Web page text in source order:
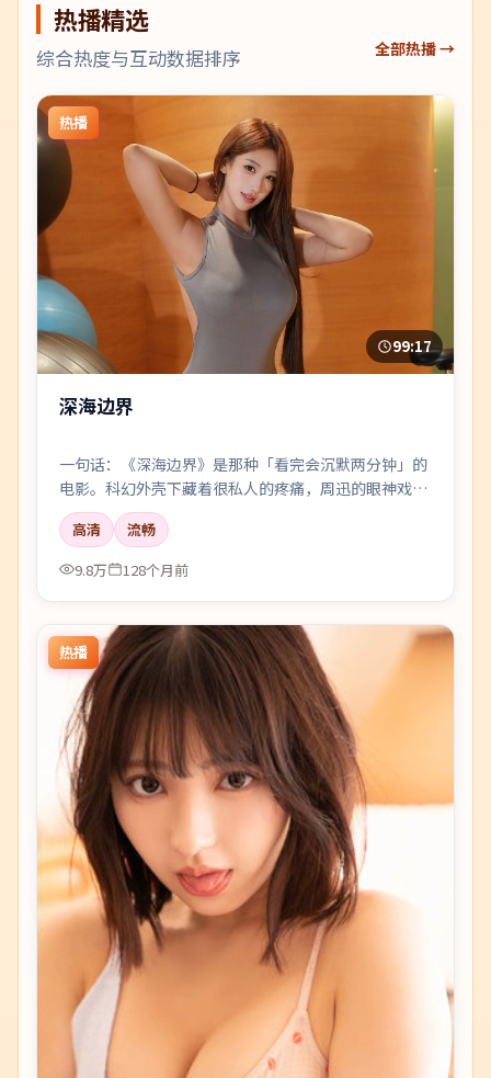
热播精选
综合热度与互动数据排序 全部热播 →
热播
99:17
深海边界
一句话：《深海边界》是那种「看完会沉默两分钟」的
电影。科幻外壳下藏着很私人的疼痛，周迅的眼神戏尤
其要命。
高清
流畅
9.8万
128个月前
热播